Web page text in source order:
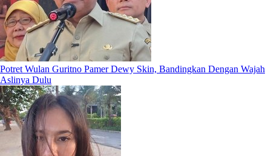
Potret Wulan Guritno Pamer Dewy Skin, Bandingkan Dengan Wajah
Aslinya Dulu